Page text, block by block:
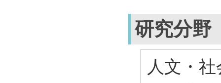
研究分野
人文・